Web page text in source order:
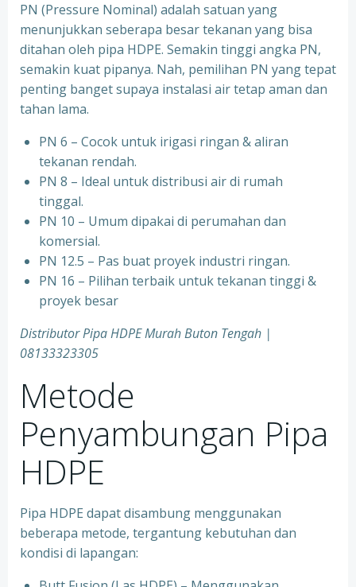
PN (Pressure Nominal) adalah satuan yang
menunjukkan seberapa besar tekanan yang bisa
ditahan oleh pipa HDPE. Semakin tinggi angka PN,
semakin kuat pipanya. Nah, pemilihan PN yang tepat
penting banget supaya instalasi air tetap aman dan
tahan lama.
PN 6 – Cocok untuk irigasi ringan & aliran
tekanan rendah.
PN 8 – Ideal untuk distribusi air di rumah
tinggal.
PN 10 – Umum dipakai di perumahan dan
komersial.
PN 12.5 – Pas buat proyek industri ringan.
PN 16 – Pilihan terbaik untuk tekanan tinggi &
proyek besar
Distributor Pipa HDPE Murah Buton Tengah |
08133323305
Metode
Penyambungan Pipa
HDPE
Pipa HDPE dapat disambung menggunakan
beberapa metode, tergantung kebutuhan dan
kondisi di lapangan: